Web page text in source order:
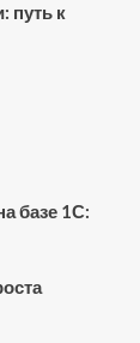
путь к
базе 1С: